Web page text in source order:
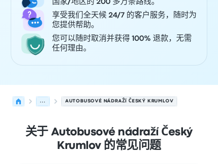
国家/地区的 200 多万条路线。
享受我们全天候 24/7 的客户服务，随时为
您提供帮助。
您可以随时取消并获得 100% 退款，无需
任何理由。
... AUTOBUSOVÉ NÁDRAŽÍ ČESKÝ KRUMLOV
关于 Autobusové nádraží Český
Krumlov 的常见问题